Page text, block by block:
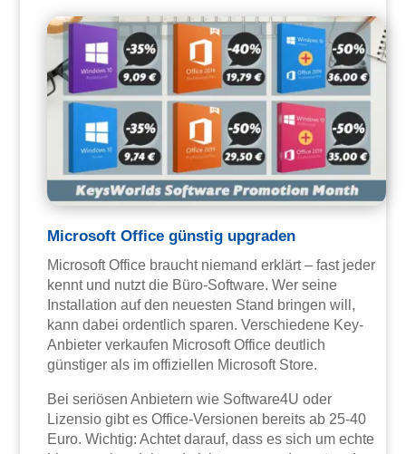
Microsoft Office günstig upgraden
Microsoft Office braucht niemand erklärt – fast jeder
kennt und nutzt die Büro-Software. Wer seine
Installation auf den neuesten Stand bringen will,
kann dabei ordentlich sparen. Verschiedene Key-
Anbieter verkaufen Microsoft Office deutlich
günstiger als im offiziellen Microsoft Store.
Bei seriösen Anbietern wie Software4U oder
Lizensio gibt es Office-Versionen bereits ab 25-40
Euro. Wichtig: Achtet darauf, dass es sich um echte